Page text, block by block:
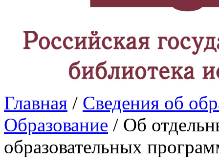
Главная / Сведения об
Образование / Об
образовательных